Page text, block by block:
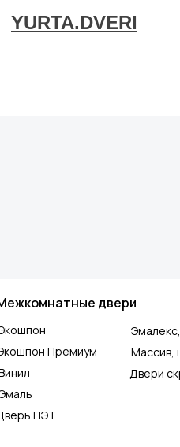
YURTA.DVERI
ПЭТ
Премиум
Двери
Массив,
двери